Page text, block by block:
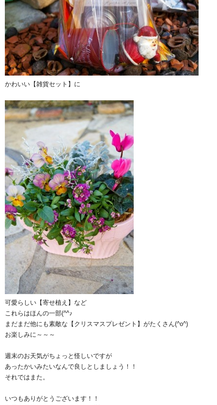
かわいい【雑貨セット】に
可愛らしい【寄せ植え】など
これらはほんの一部(^^♪
まだまだ他にも素敵な【クリスマスプレゼント】がたくさん(^o^)
お楽しみに～～～
週末のお天気がちょっと怪しいですが
あったかいみたいなんで良しとしましょう！！
それではまた。
いつもありがとうございます！！